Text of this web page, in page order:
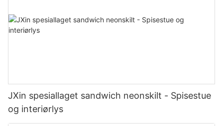
JXin spesiallaget sandwich neonskilt - Spisestue
og interiørlys